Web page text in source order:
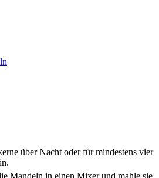
über Nacht oder für mindestens vier
Mandeln in einen Mixer und mahle sie